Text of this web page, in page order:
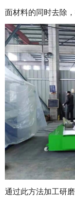
面材料的同时去除
通过此方法加工研